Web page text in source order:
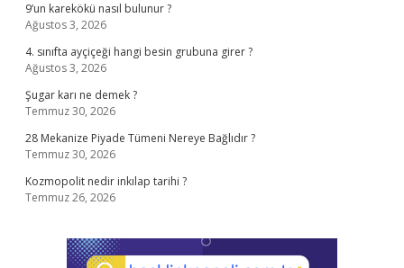
9’un karekökü nasıl bulunur ?
Ağustos 3, 2026
4. sınıfta ayçiçeği hangi besin grubuna girer ?
Ağustos 3, 2026
Şugar karı ne demek ?
Temmuz 30, 2026
28 Mekanize Piyade Tümeni Nereye Bağlıdır ?
Temmuz 30, 2026
Kozmopolit nedir inkılap tarihi ?
Temmuz 26, 2026